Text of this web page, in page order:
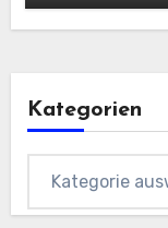
Kategorien